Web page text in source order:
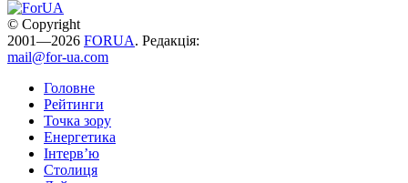
© Copyright
2001—2026 FORUA. Редакція:
mail@for-ua.com
Головне
Рейтинги
Точка зору
Енергетика
Інтерв’ю
Столиця